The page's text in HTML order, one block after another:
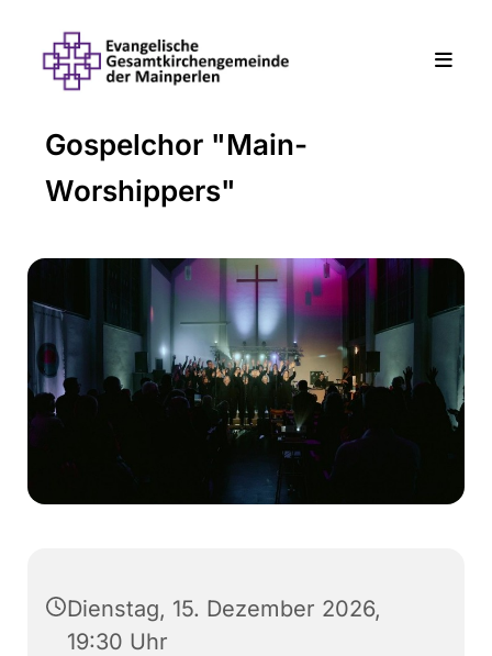
Gospelchor "Main-
Worshippers"
Dienstag, 15. Dezember 2026,
19:30 Uhr